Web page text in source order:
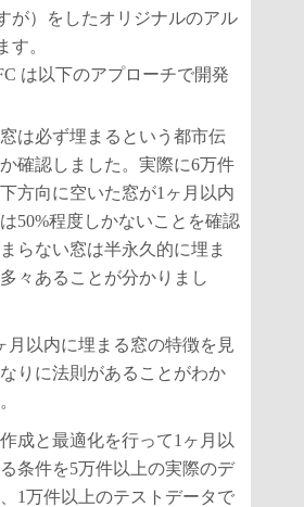
が）をしたオリジナルのアル
す。
は以下のアプローチで開発
は必ず埋まるという都市伝
確認しました。実際に6万件
方向に空いた窓が1ヶ月以内
50%程度しかないことを確認
らない窓は半永久的に埋ま
々あることが分かりまし
月以内に埋まる窓の特徴を見
りに法則があることがわか
成と最適化を行って1ヶ月以
条件を5万件以上の実際のデ
1万件以上のテストデータで